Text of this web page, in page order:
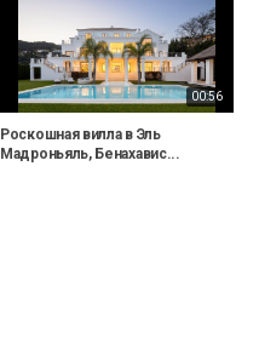
00:56
Роскошная вилла в Эль
Мадроньяль, Бенахавис...